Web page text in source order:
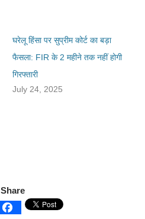
घरेलू हिंसा पर सुप्रीम कोर्ट का बड़ा
फैसला: FIR के 2 महीने तक नहीं होगी
गिरफ्तारी
July 24, 2025
Share